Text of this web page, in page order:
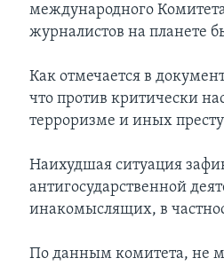
международного
журналистов на планете
Как отмечается в
что против критически
терроризме и иных
Наихудшая ситуация
антигосударственной
инакомыслящих, в
По данным комитета, не